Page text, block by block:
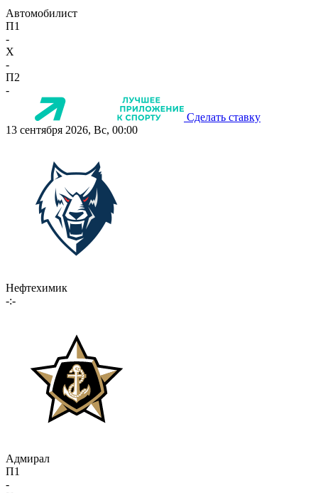
Автомобилист
П1
-
X
-
П2
-
Сделать ставку
13 сентября 2026, Вс, 00:00
Нефтехимик
-:-
Адмирал
П1
-